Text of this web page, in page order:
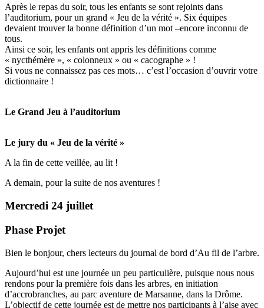
Après le repas du soir, tous les enfants se sont rejoints dans
l’auditorium, pour un grand « Jeu de la vérité ». Six équipes
devaient trouver la bonne définition d’un mot –encore inconnu de
tous.
Ainsi ce soir, les enfants ont appris les définitions comme
« nycthémère », « colonneux » ou « cacographe » !
Si vous ne connaissez pas ces mots… c’est l’occasion d’ouvrir votre
dictionnaire !
Le Grand Jeu à l’auditorium
Le jury du « Jeu de la vérité »
A la fin de cette veillée, au lit !
A demain, pour la suite de nos aventures !
Mercredi 24 juillet
Phase Projet
Bien le bonjour, chers lecteurs du journal de bord d’Au fil de l’arbre.
Aujourd’hui est une journée un peu particulière, puisque nous nous
rendons pour la première fois dans les arbres, en initiation
d’accrobranches, au parc aventure de Marsanne, dans la Drôme.
L’objectif de cette journée est de mettre nos participants à l’aise avec